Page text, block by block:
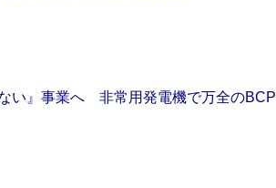
い』事業へ 非常用発電機で万全のBCP